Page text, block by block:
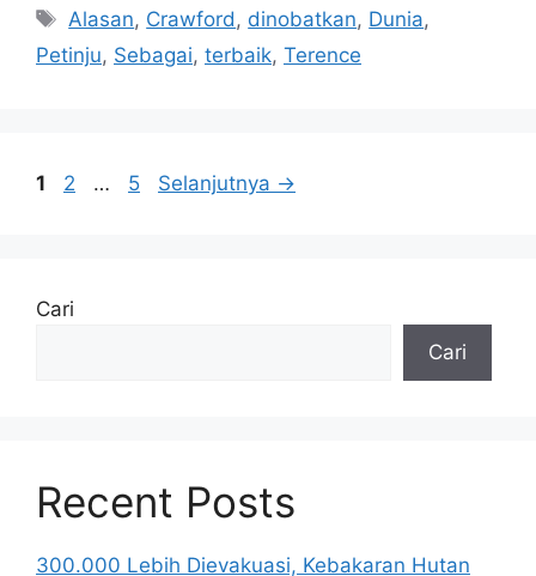
Tag
Alasan, Crawford , dinobatkan, Dunia,
Petinju, Sebagai, terbaik, Terence
Halaman
1 Halaman
2 … Halaman
5 Selanjutnya →
Cari
Cari
Recent Posts
300.000 Lebih Dievakuasi, Kebakaran Hutan